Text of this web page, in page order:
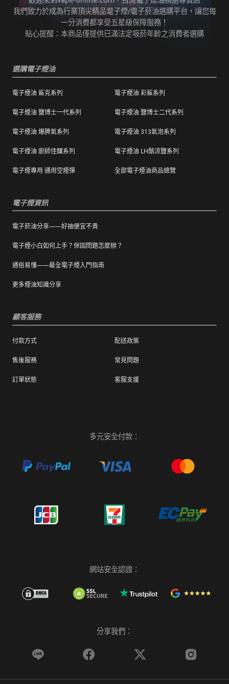
任何運輸配送方式皆有發生延誤之可能，我們
保證訂單成立後會在24小時內出貨，但無法保
證物流配送零機率延遲。
統更新時間，會有所出入）
海外運送：
海外顧客如需訂購，請聯絡客服中心協助海外
本站所有商品在運送途中均有可能因為壓力改
變而造成滲漏問題，如發現滲漏，請拍照/錄影
並聯絡客服進行免費退換。有其他疑慮請聯絡
客服。
裝上黏貼紙張或書寫文字。
購買之商品若符合促銷活動（ 如滿減、免運等
有非人為造成的破壞、損毀或不完整的商品瑕
我們致力於成為行業頂尖精品電子煙/電子菸油選購平台，讓您每
一分消費都享受五星級保障服務！
貼心提醒：本商品僅提供已滿法定吸菸年齡之消費者選購
選購電子煙油
電子煙油 鯊克系列 電子煙油 彩鯊系列
電子煙油 鹽博士一代系列 電子煙油 鹽博士二代系列
電子煙油 爆脾氣系列 電子煙油 313氣泡系列
電子煙油 廚師佳釀系列 電子煙油 LH酷涼鹽系列
電子煙專用 通用空煙彈 全部電子煙油商品總覽
電子煙資訊
電子菸油分享——好抽便宜不貴
電子煙小白如何上手？保固問題怎麼辦？
通俗易懂——最全電子煙入門指南
更多煙油知識分享
顧客服務
付款方式 配送政策
售後服務 常見問題
訂單狀態 客服支援
多元安全付款：
網站安全認證：
分享我們：
   